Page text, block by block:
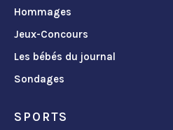
Hommages
Jeux-Concours
Les bébés du journal
Sondages
SPORTS